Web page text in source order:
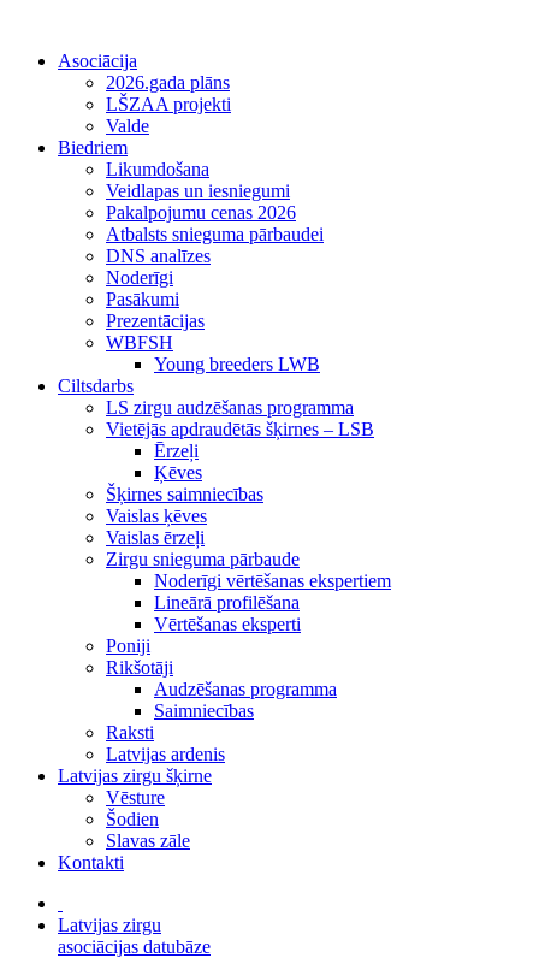
Asociācija
2026.gada plāns
LŠZAA projekti
Valde
Biedriem
Likumdošana
Veidlapas un iesniegumi
Pakalpojumu cenas 2026
Atbalsts snieguma pārbaudei
DNS analīzes
Noderīgi
Pasākumi
Prezentācijas
WBFSH
Young breeders LWB
Ciltsdarbs
LS zirgu audzēšanas programma
Vietējās apdraudētās šķirnes – LSB
Ērzeļi
Ķēves
Šķirnes saimniecības
Vaislas ķēves
Vaislas ērzeļi
Zirgu snieguma pārbaude
Noderīgi vērtēšanas ekspertiem
Lineārā profilēšana
Vērtēšanas eksperti
Poniji
Rikšotāji
Audzēšanas programma
Saimniecības
Raksti
Latvijas ardenis
Latvijas zirgu šķirne
Vēsture
Šodien
Slavas zāle
Kontakti
Latvijas zirgu
asociācijas datubāze